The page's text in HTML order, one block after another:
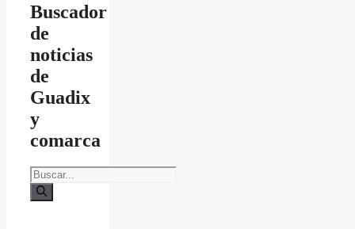
Buscador
de
noticias
de
Guadix
y
comarca
Buscar: